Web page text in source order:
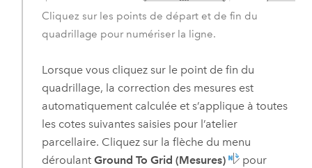
Cliquez sur les points de départ et de fin du
quadrillage pour numériser la ligne.
Lorsque vous cliquez sur le point de fin du
quadrillage, la correction des mesures est
automatiquement calculée et s’applique à toutes
les cotes suivantes saisies pour l’atelier
parcellaire. Cliquez sur la flèche du menu
déroulant Ground To Grid (Mesures)
pour